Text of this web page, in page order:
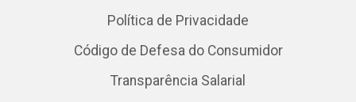
Política de Privacidade
Código de Defesa do Consumidor
Transparência Salarial